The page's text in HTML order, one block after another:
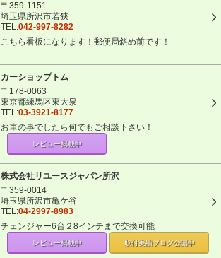
〒359-1151
埼玉県所沢市若狭
TEL:042-997-8282
こちら看板になります！郵便局斜め前です！
カーショップトム
〒178-0063
東京都練馬区東大泉
TEL:03-3921-8177
お車の事でしたら何でもご相談下さい！
レビュー掲載中
株式会社リユースジャパン所沢
〒359-0014
埼玉県所沢市亀ケ谷
TEL:04-2997-8983
チェンジャー6台２8インチまで交換可能
レビュー掲載中 取付実績ブログ公開中